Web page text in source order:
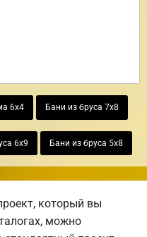
6х4 Бани из бруса 7х8
6х9 Бани из бруса 5х8
который вы
можно